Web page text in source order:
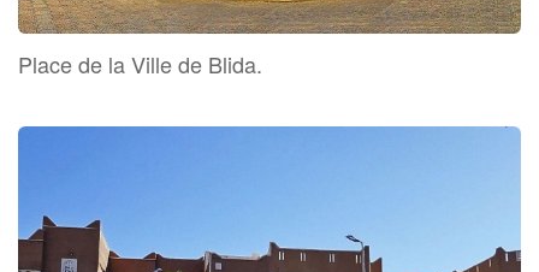
Place de la Ville de Blida.